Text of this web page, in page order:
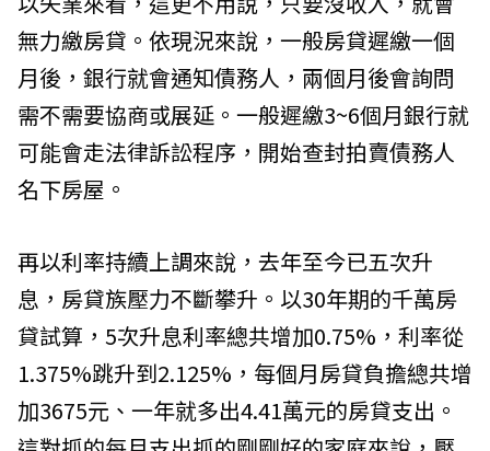
無力繳房貸。依現況來說，一般房貸遲繳一個
月後，銀行就會通知債務人，兩個月後會詢問
需不需要協商或展延。一般遲繳3~6個月銀行就
可能會走法律訴訟程序，開始查封拍賣債務人
名下房屋。
再以利率持續上調來說，去年至今已五次升
息，房貸族壓力不斷攀升。以30年期的千萬房
貸試算，5次升息利率總共增加0.75%，利率從
1.375%跳升到2.125%，每個月房貸負擔總共增
加3675元、一年就多出4.41萬元的房貸支出。